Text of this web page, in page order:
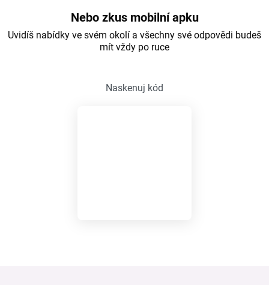
Nebo zkus mobilní apku
Uvidíš nabídky ve svém okolí a všechny své odpovědi budeš
mít vždy po ruce
Naskenuj kód